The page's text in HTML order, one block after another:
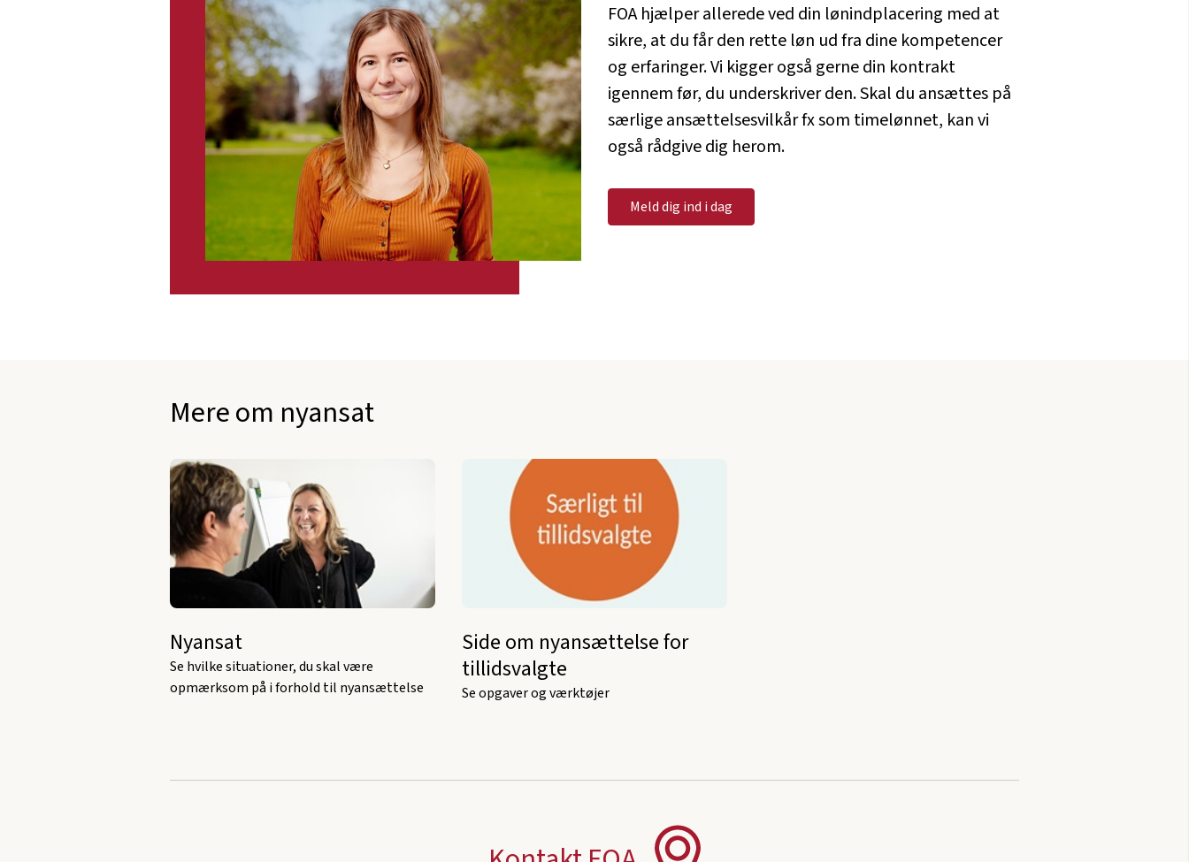
FOA hjælper allerede ved din lønindplacering med at
sikre, at du får den rette løn ud fra dine kompetencer
og erfaringer. Vi kigger også gerne din kontrakt
igennem før, du underskriver den. Skal du ansættes på
særlige ansættelsesvilkår fx som timelønnet, kan vi
også rådgive dig herom.
Meld dig ind i dag
Mere om nyansat
Nyansat
Se hvilke situationer, du skal være
opmærksom på i forhold til nyansættelse
Side om nyansættelse for
tillidsvalgte
Se opgaver og værktøjer